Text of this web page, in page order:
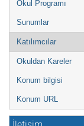
Okul Programı
Sunumlar
Katılımcılar
Okuldan Kareler
Konum bilgisi
Konum URL